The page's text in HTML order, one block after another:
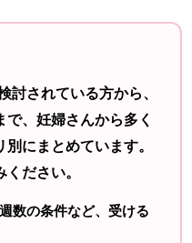
討されている方から、
、妊婦さんから多く
にまとめています。
ださい。
数の条件など、受ける